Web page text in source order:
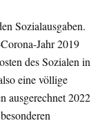
Sozialausgaben.
Jahr 2019
des Sozialen in
eine völlige
ausgerechnet 2022